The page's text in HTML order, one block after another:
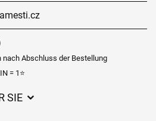
nach Abschluss der Bestellung
= 1⭐
SIE